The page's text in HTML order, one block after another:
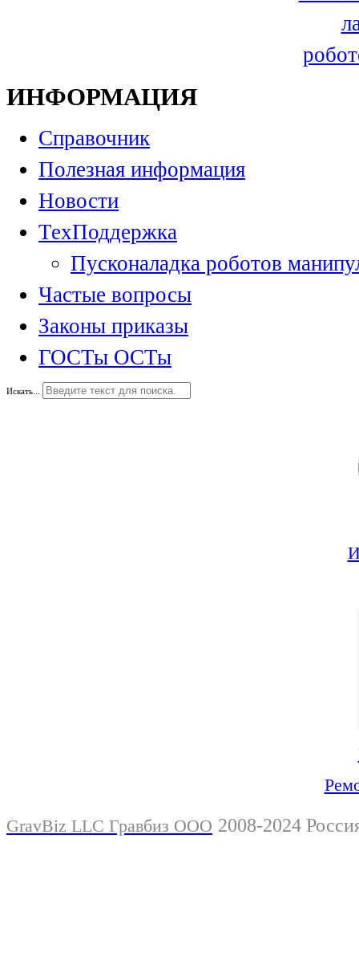
ИНФОРМАЦИЯ
Справочник
Полезная информация
Новости
ТехПоддержка
Пусконаладка роботов
Частые вопросы
Законы приказы
ГОСТы ОСТы
Искать...
GravBiz LLC Гравбиз ООО 2008-2024